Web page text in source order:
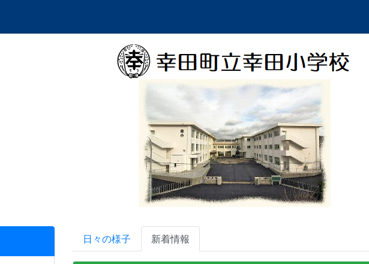
日々の様子 新着情報